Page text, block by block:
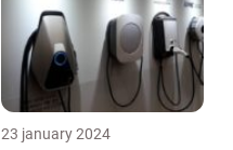
23 january 2024